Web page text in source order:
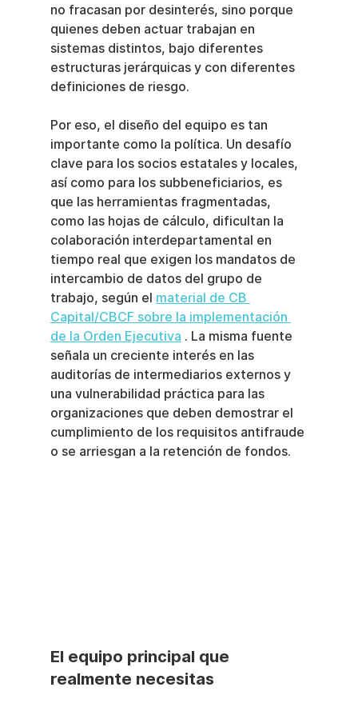
no fracasan por desinterés, sino porque
quienes deben actuar trabajan en
sistemas distintos, bajo diferentes
estructuras jerárquicas y con diferentes
definiciones de riesgo.
Por eso, el diseño del equipo es tan
importante como la política. Un desafío
clave para los socios estatales y locales,
así como para los subbeneficiarios, es
que las herramientas fragmentadas,
como las hojas de cálculo, dificultan la
colaboración interdepartamental en
tiempo real que exigen los mandatos de
intercambio de datos del grupo de
trabajo, según el material de CB
Capital/CBCF sobre la implementación
de la Orden Ejecutiva . La misma fuente
señala un creciente interés en las
auditorías de intermediarios externos y
una vulnerabilidad práctica para las
organizaciones que deben demostrar el
cumplimiento de los requisitos antifraude
o se arriesgan a la retención de fondos.
El equipo principal que
realmente necesitas